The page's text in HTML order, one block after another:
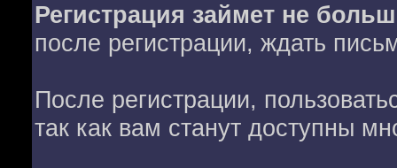
Регистрация займет не
после регистрации, ждать
После регистрации,
так как вам станут доступны